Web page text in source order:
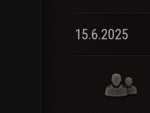
15.6.2025